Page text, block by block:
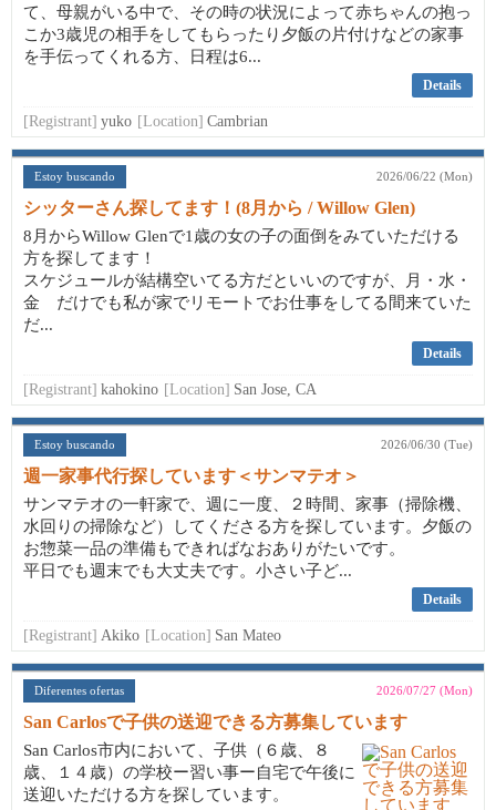
て、母親がいる中で、その時の状況によって赤ちゃんの抱っ
こか3歳児の相手をしてもらったり夕飯の片付けなどの家事
を手伝ってくれる方、日程は6...
Details
[Registrant] yuko [Location] Cambrian
Estoy buscando 2026/06/22 (Mon)
シッターさん探してます！(8月から / Willow Glen)
8月からWillow Glenで1歳の女の子の面倒をみていただける
方を探してます！
スケジュールが結構空いてる方だといいのですが、月・水・
金 だけでも私が家でリモートでお仕事をしてる間来ていた
だ...
Details
[Registrant] kahokino [Location] San Jose, CA
Estoy buscando 2026/06/30 (Tue)
週一家事代行探しています＜サンマテオ＞
サンマテオの一軒家で、週に一度、２時間、家事（掃除機、
水回りの掃除など）してくださる方を探しています。夕飯の
お惣菜一品の準備もできればなおありがたいです。
平日でも週末でも大丈夫です。小さい子ど...
Details
[Registrant] Akiko [Location] San Mateo
Diferentes ofertas 2026/07/27 (Mon)
San Carlosで子供の送迎できる方募集しています
San Carlos市内において、子供（６歳、８
歳、１４歳）の学校ー習い事ー自宅で午後に
送迎いただける方を探しています。